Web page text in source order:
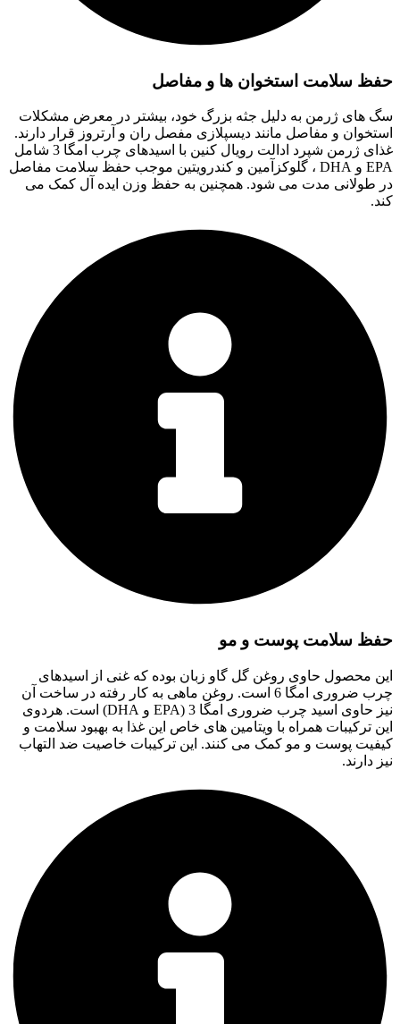
حفظ سلامت استخوان ها و مفاصل
سگ های ژرمن به دلیل جثه بزرگ خود، بیشتر در معرض مشکلات
استخوان و مفاصل مانند دیسپلازی مفصل ران و آرتروز قرار دارند.
غذای ژرمن شپرد ادالت رویال کنین با اسیدهای چرب امگا 3 شامل
EPA و DHA ، گلوکزآمین و کندرویتین موجب حفظ سلامت مفاصل
در طولانی مدت می شود. همچنین به حفظ وزن ایده آل کمک می
کند.
حفظ سلامت پوست و مو
این محصول حاوی روغن گل گاو زبان بوده که غنی از اسیدهای
چرب ضروری امگا 6 است. روغن ماهی به کار رفته در ساخت آن
نیز حاوی اسید چرب ضروری امگا 3 (EPA و DHA) است. هردوی
این ترکیبات همراه با ویتامین های خاص این غذا به بهبود سلامت و
کیفیت پوست و مو کمک می کنند. این ترکیبات خاصیت ضد التهاب
نیز دارند.